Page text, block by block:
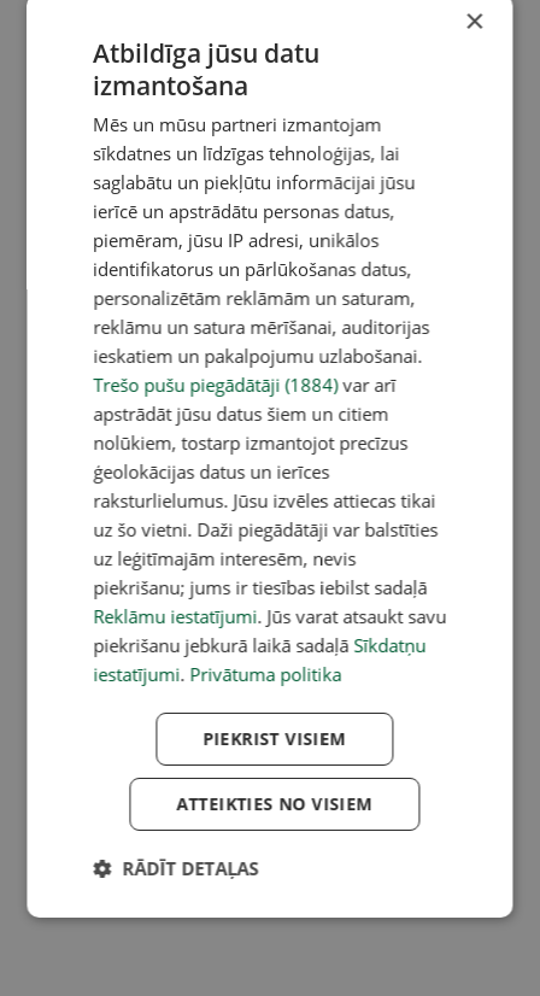
×
Atbildīga jūsu datu
izmantošana
Mēs un mūsu partneri izmantojam
sīkdatnes un līdzīgas tehnoloģijas, lai
saglabātu un piekļūtu informācijai jūsu
ierīcē un apstrādātu personas datus,
piemēram, jūsu IP adresi, unikālos
identifikatorus un pārlūkošanas datus,
personalizētām reklāmām un saturam,
reklāmu un satura mērīšanai, auditorijas
ieskatiem un pakalpojumu uzlabošanai.
Trešo pušu piegādātāji (1884)var arī
apstrādāt jūsu datus šiem un citiem
nolūkiem, tostarp izmantojot precīzus
ģeolokācijas datus un ierīces
raksturlielumus. Jūsu izvēles attiecas tikai
uz šo vietni. Daži piegādātāji var balstīties
uz leģitīmajām interesēm, nevis
piekrišanu; jums ir tiesības iebilst sadaļā
Reklāmu iestatījumi. Jūs varat atsaukt savu
piekrišanu jebkurā laikā sadaļā Sīkdatņu
iestatījumi. Privātuma politika
PIEKRIST VISIEM
ATTEIKTIES NO VISIEM
RĀDĪT DETAĻAS